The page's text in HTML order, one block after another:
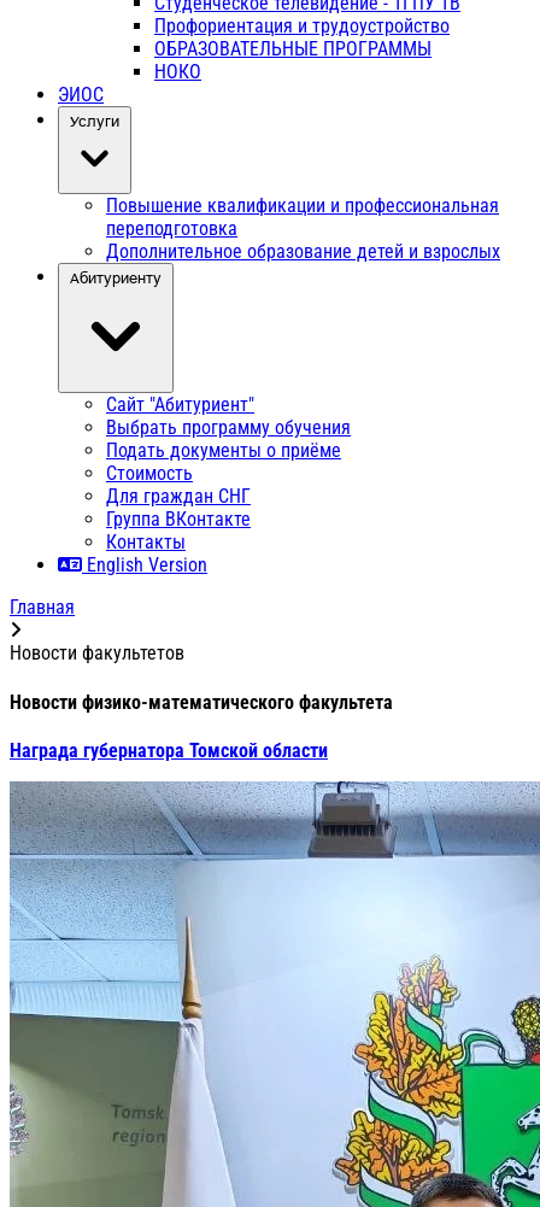
Профориентация и трудоустройство
ОБРАЗОВАТЕЛЬНЫЕ ПРОГРАММЫ
НОКО
ЭИОС
Услуги
Повышение квалификации и профессиональная
переподготовка
Дополнительное образование детей и взрослых
Абитуриенту
Сайт "Абитуриент"
Выбрать программу обучения
Подать документы о приёме
Стоимость
Для граждан СНГ
Группа ВКонтакте
Контакты
English Version
Главная
Новости факультетов
Новости физико-математического факультета
Награда губернатора Томской области